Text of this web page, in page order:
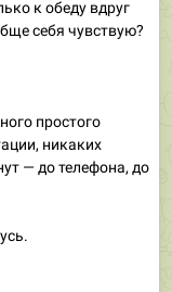
простого
— до телефона, до